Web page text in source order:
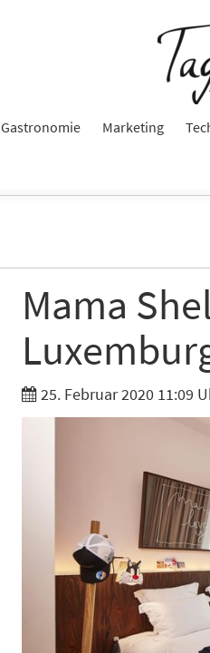
Gastronomie Marketing
Mama
25. Februar 2020 11:09